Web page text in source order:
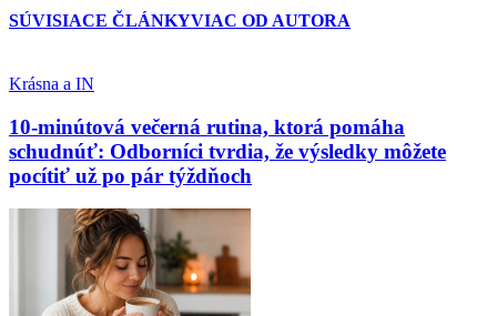
SÚVISIACE ČLÁNKYVIAC OD AUTORA
Krásna a IN
10-minútová večerná rutina, ktorá pomáha
schudnúť: Odborníci tvrdia, že výsledky môžete
pocítiť už po pár týždňoch